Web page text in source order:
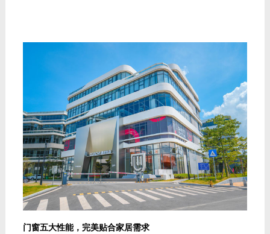
门窗五大性能，完美贴合家居需求